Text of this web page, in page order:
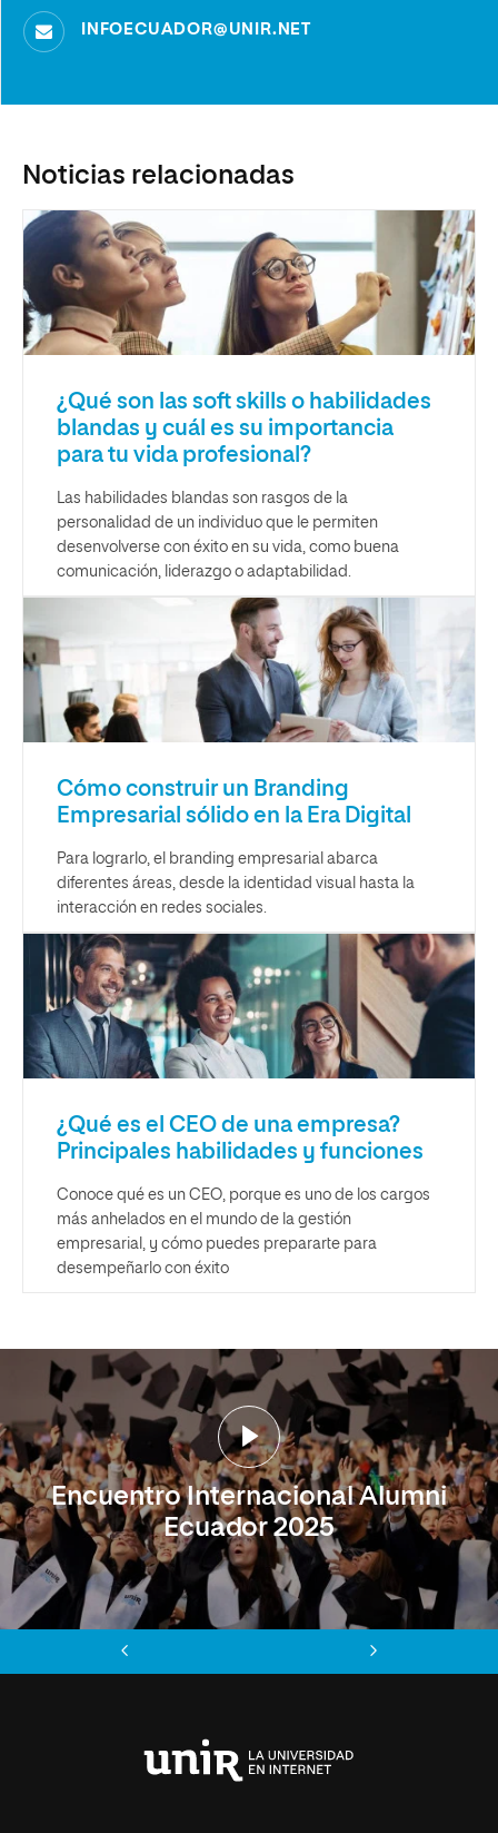
INFOECUADOR@UNIR.NET
Noticias relacionadas
¿Qué son las soft skills o habilidades
blandas y cuál es su importancia
para tu vida profesional?
Las habilidades blandas son rasgos de la
personalidad de un individuo que le permiten
desenvolverse con éxito en su vida, como buena
comunicación, liderazgo o adaptabilidad.
Cómo construir un Branding
Empresarial sólido en la Era Digital
Para lograrlo, el branding empresarial abarca
diferentes áreas, desde la identidad visual hasta la
interacción en redes sociales.
¿Qué es el CEO de una empresa?
Principales habilidades y funciones
Conoce qué es un CEO, porque es uno de los cargos
más anhelados en el mundo de la gestión
empresarial, y cómo puedes prepararte para
desempeñarlo con éxito
Encuentro Internacional Alumni
Ecuador 2025